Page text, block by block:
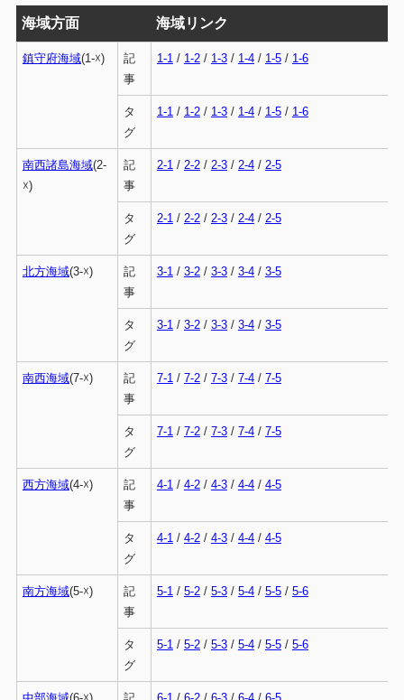
海域方面 海域リンク
鎮守府海域(1-☓)
記
事
1-1/ 1-2/ 1-3/ 1-4/ 1-5/ 1-6
タ
グ
1-1/ 1-2/ 1-3/ 1-4/ 1-5/ 1-6
南西諸島海域(2-
☓)
記
事
2-1/ 2-2/ 2-3/ 2-4/ 2-5
タ
グ
2-1/ 2-2/ 2-3/ 2-4/ 2-5
北方海域(3-☓)
記
事
3-1/ 3-2/ 3-3/ 3-4/ 3-5
タ
グ
3-1/ 3-2/ 3-3/ 3-4/ 3-5
南西海域(7-☓)
記
事
7-1/ 7-2/ 7-3/ 7-4/ 7-5
タ
グ
7-1/ 7-2/ 7-3/ 7-4/ 7-5
西方海域(4-☓)
記
事
4-1/ 4-2/ 4-3/ 4-4/ 4-5
タ
グ
4-1/ 4-2/ 4-3/ 4-4/ 4-5
南方海域(5-☓)
記
事
5-1/ 5-2/ 5-3/ 5-4/ 5-5/ 5-6
タ
グ
5-1/ 5-2/ 5-3/ 5-4/ 5-5/ 5-6